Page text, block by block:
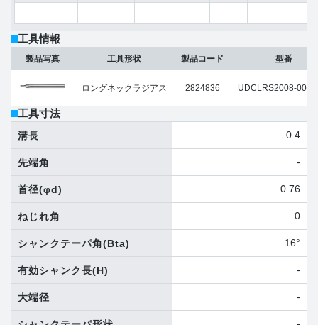
工具情報
製品写真 工具形状
ロングネックラジアス
製品コード
2824836
型番
UDCLRS2008-003-
工具寸法
溝長 0.4
先端角 -
首径(φd) 0.76
ねじれ角 0
シャンクテーパ角(Bta) 16°
有効シャンク長(H) -
大端径 -